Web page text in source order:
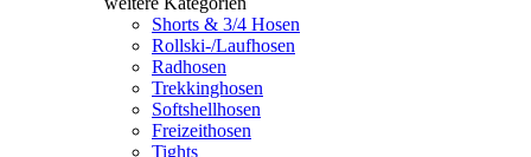
Shorts & 3/4 Hosen
Rollski-/Laufhosen
Radhosen
Trekkinghosen
Softshellhosen
Freizeithosen
Tights